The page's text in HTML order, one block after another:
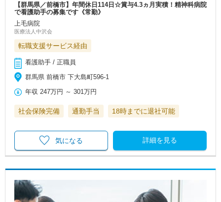
【群馬県／前橋市】年間休日114日☆賞与4.3ヵ月実積！精神科病院
で看護助手の募集です《常勤》
上毛病院
医療法人中沢会
転職支援サービス経由
看護助手 / 正職員
群馬県 前橋市 下大島町596-1
年収 247万円 ～301万円
社会保険完備 通勤手当 18時までに退社可能
詳細を見る
気になる